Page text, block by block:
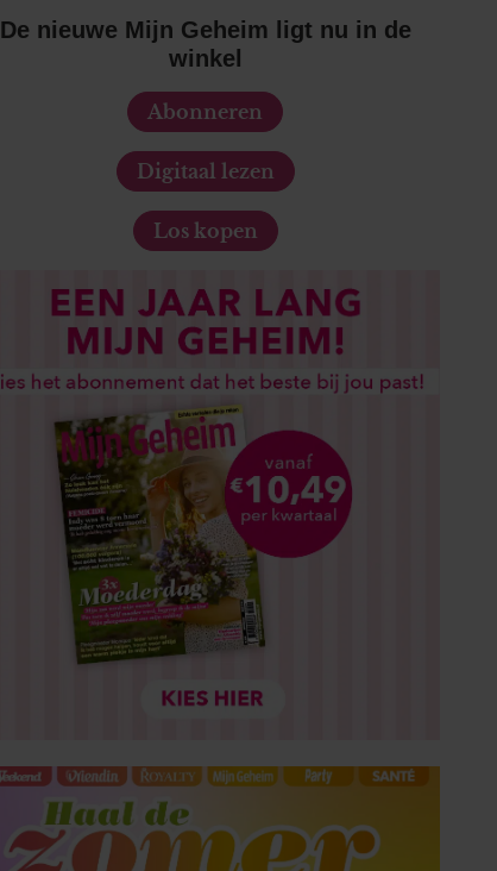
De nieuwe Mijn Geheim ligt nu in de
winkel
Abonneren
Digitaal lezen
Los kopen